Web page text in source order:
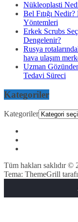
Nükleoplasti
Bel Fıtığı
Yöntemleri
Erkek Scrubs
Dengelenir?
Rusya
hava ulaşım
Uzman
Tedavi Süreci
Kategoriler
Kategoriler
Tüm hakları saklıdır ©
Tema: ThemeGrill